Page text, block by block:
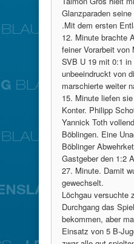
Glanzparaden
.Mit dem ersten
12. Minute brachte
feiner Vorarbeit von
SVB U 19 mit 0:1
unbeeindruckt von
marschierte weiter
15. Minute liefen
Konter. Philipp
Yannick Toth
Böblingen. Eine
Böblinger
Gastgeber den 1:2
27. Minute. Damit
gewechselt.
Löchgau versuchte
Durchgang das
bekommen, aber
Einsatz von 5 B-